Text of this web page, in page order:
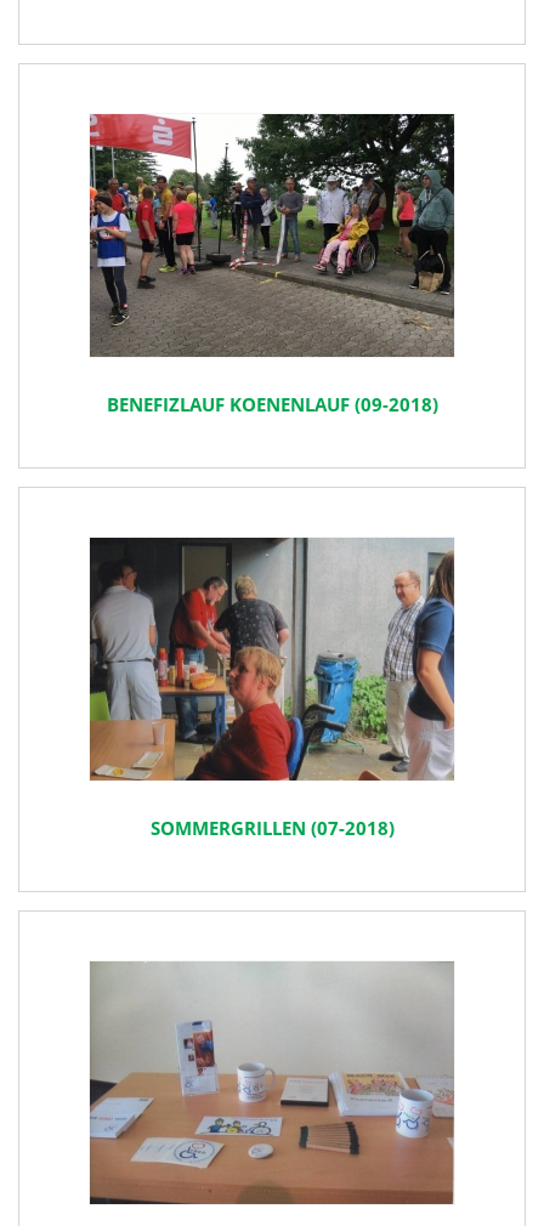
BENEFIZLAUF KOENENLAUF (09-2018)
SOMMERGRILLEN (07-2018)